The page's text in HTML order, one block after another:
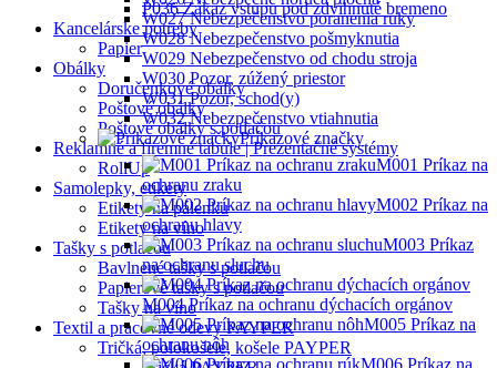
P036 Zákaz vstupu pod zdvihnuté bremeno
Kancelárske potreby
Papier
Obálky
Doručenkové obálky
Poštové obálky
Poštové obálky s potlačou
Reklamné a firemné tabule | Prezentačné systémy
RollUp
Samolepky, etikety
Etikety na pálenku
Etikety na víno
Tašky s potlačou
Bavlnené tašky s potlačou
Papierové tašky s potlačou
Tašky na víno
Textil a pracovné odevy PAYPER
Tričká, polokošele, košele PAYPER
W027 Nebezpečenstvo poranenia ruky
W028 Nebezpečenstvo pošmyknutia
W029 Nebezpečenstvo od chodu stroja
W030 Pozor, zúžený priestor
W031 Pozor, schod(y)
W032 Nebezpečenstvo vtiahnutia
Príkazové značky
M001 Príkaz na
ochranu zraku
M002 Príkaz na
ochranu hlavy
M003 Príkaz
na ochranu sluchu
M004 Príkaz na ochranu dýchacích orgánov
M005 Príkaz na
ochranu nôh
M006 Príkaz na